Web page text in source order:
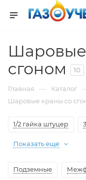
сгоном
10
Главная — Каталог
Шаровые краны со
1/2 гайка штуцер
Показать еще
Подземные